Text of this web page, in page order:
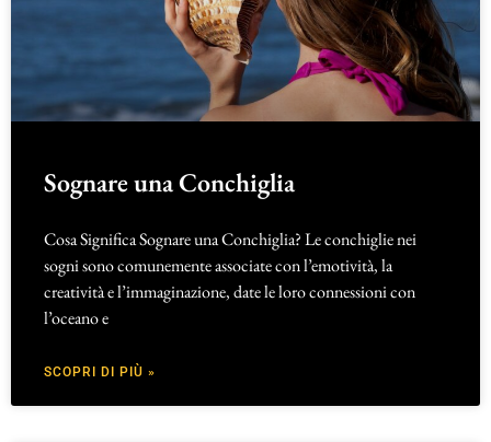
Sognare una Conchiglia
Cosa Significa Sognare una Conchiglia? Le conchiglie nei
sogni sono comunemente associate con l’emotività, la
creatività e l’immaginazione, date le loro connessioni con
l’oceano e
SCOPRI DI PIÙ »